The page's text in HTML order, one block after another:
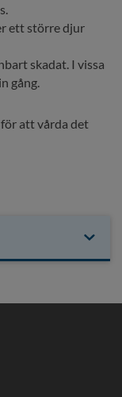
ett större djur
skadat. I vissa
gång.
att vårda det